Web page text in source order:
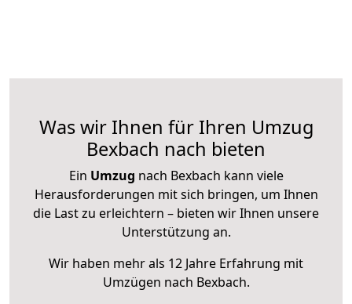
Was wir Ihnen für Ihren Umzug
Bexbach nach bieten
Ein Umzug nach Bexbach kann viele
Herausforderungen mit sich bringen, um Ihnen
die Last zu erleichtern – bieten wir Ihnen unsere
Unterstützung an.
Wir haben mehr als 12 Jahre Erfahrung mit
Umzügen nach Bexbach.